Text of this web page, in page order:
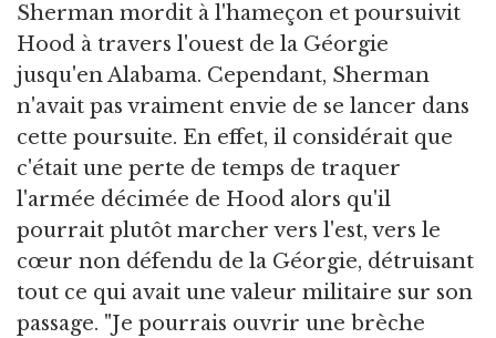
Sherman mordit à l'hameçon et poursuivit
Hood à travers l'ouest de la Géorgie
jusqu'en Alabama. Cependant, Sherman
n'avait pas vraiment envie de se lancer dans
cette poursuite. En effet, il considérait que
c'était une perte de temps de traquer
l'armée décimée de Hood alors qu'il
pourrait plutôt marcher vers l'est, vers le
cœur non défendu de la Géorgie, détruisant
tout ce qui avait une valeur militaire sur son
passage. "Je pourrais ouvrir une brèche